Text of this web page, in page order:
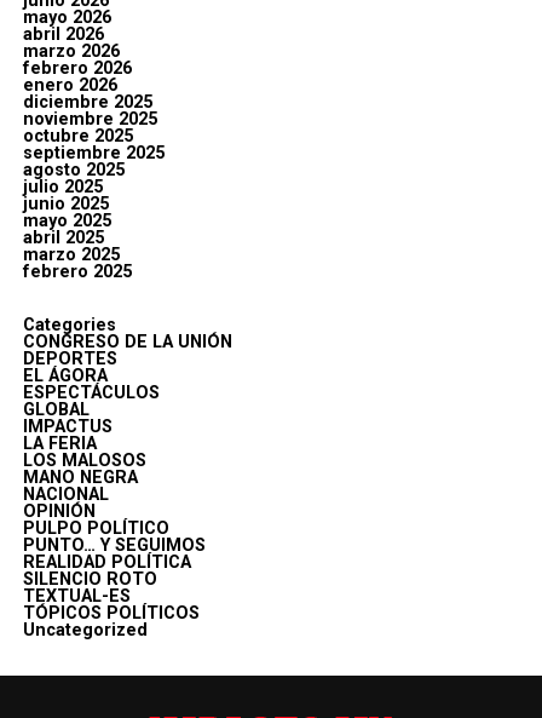
mayo 2026
abril 2026
marzo 2026
febrero 2026
enero 2026
diciembre 2025
noviembre 2025
octubre 2025
septiembre 2025
agosto 2025
julio 2025
junio 2025
mayo 2025
abril 2025
marzo 2025
febrero 2025
Categories
CONGRESO DE LA UNIÓN
DEPORTES
EL ÁGORA
ESPECTÁCULOS
GLOBAL
IMPACTUS
LA FERIA
LOS MALOSOS
MANO NEGRA
NACIONAL
OPINIÓN
PULPO POLÍTICO
PUNTO… Y SEGUIMOS
REALIDAD POLÍTICA
SILENCIO ROTO
TEXTUAL-ES
TÓPICOS POLÍTICOS
Uncategorized